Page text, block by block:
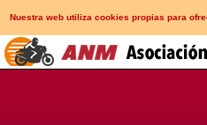
Nuestra web utiliza cookies propias para